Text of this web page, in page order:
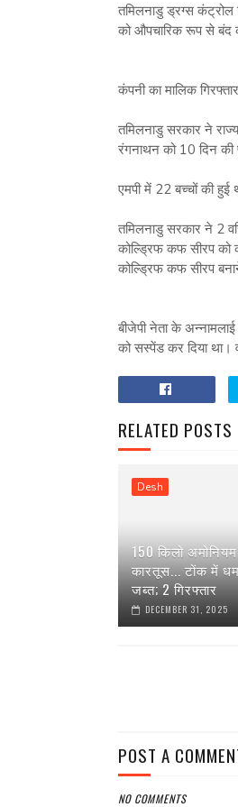
तमिलनाडु ड्रग्स कंट्रोल
को औपचारिक रूप से बंद
कंपनी का मालिक गिरफ्तार
तमिलनाडु सरकार ने
रंगनाथन को 10 दिन की
एमपी में 22 बच्चों की हुई
तमिलनाडु सरकार ने 2
कोल्ड्रिफ कफ सीरप को
कोल्ड्रिफ कफ सीरप
बीजेपी नेता के
को सस्पेंड कर दिया था।
RELATED POSTS
Desh
150 किलो
कारतूस... टोंक में
जब्त; 2 गिरफ्तार
DECEMBER 31, 2025
POST A
NO COMMENTS